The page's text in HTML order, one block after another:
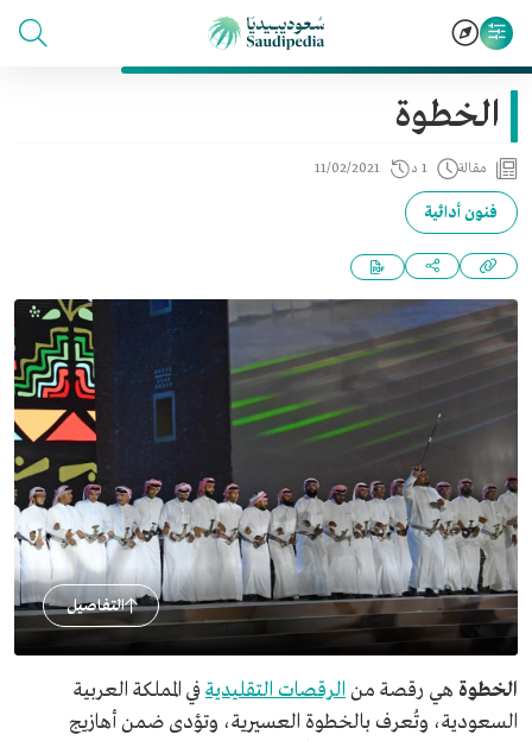
الخطوة
مقالة 1 د 11/02/2021
فنون أدائية
التفاصيل
الخطوة هي رقصة من الرقصات التقليدية في المملكة العربية
السعودية، وتُعرف بالخطوة العسيرية، وتؤدى ضمن أهازيج